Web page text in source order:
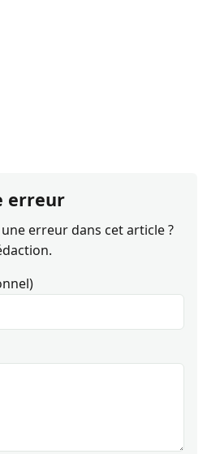
erreur
erreur dans cet article ?